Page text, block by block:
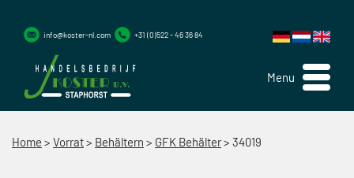
Menu
info@koster-nl.com +31 (0)522 - 46 36 84
Home > Vorrat> Behältern > GFK Behälter> 34019